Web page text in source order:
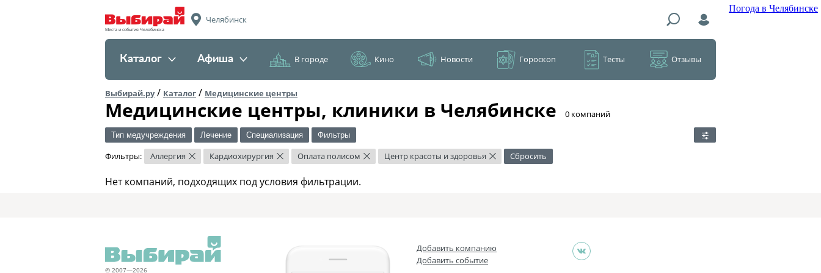
Погода в Челябинске
Места и события Челябинска
Челябинск
Каталог Афиша В городе Кино Новости Гороскоп Тесты Отзывы
Выбирай.ру/ Каталог / Медицинские центры
Медицинские центры, клиники в Челябинске ​0 компаний
Тип медучреждения Лечение Специализация Фильтры
Фильтры: Аллергия × Кардиохирургия × Оплата полисом × Центр красоты и здоровья × Сбросить
Нет компаний, подходящих под условия фильтрации.
© 2007—2026
Добавить компанию
Добавить событие